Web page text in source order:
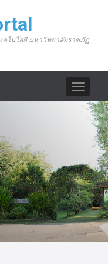
โนโลยี มหาวิทยาลัยราชภัฏ
Toggle